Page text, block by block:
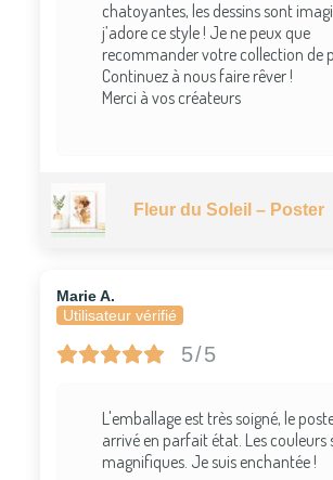
chatoyantes, les dessins sont
j’adore ce style ! Je ne peux que
recommander votre collection de
Continuez à nous faire rêver !
Merci à vos créateurs
Fleur du Soleil – Poster
Marie A.
Utilisateur vérifié
5/5
L'emballage est très soigné, le
arrivé en parfait état. Les couleurs
magnifiques. Je suis enchantée !